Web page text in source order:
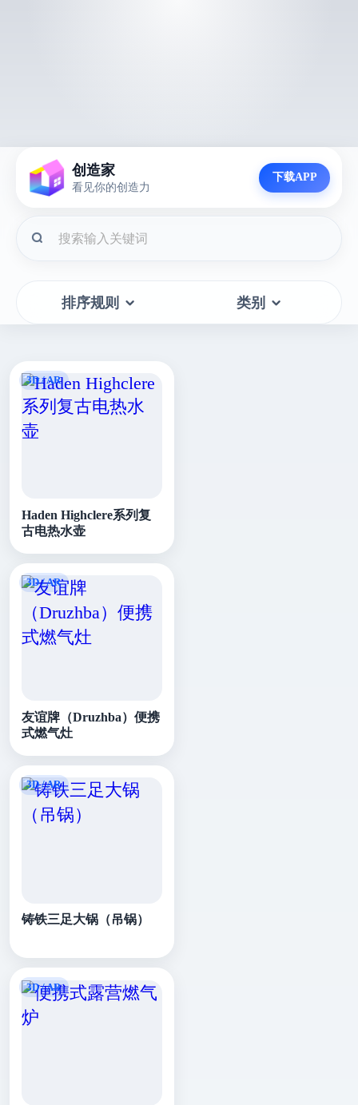
创造家
看见你的创造力
下载APP
排序规则 类别
Haden Highclere系列复
古电热水壶
友谊牌（Druzhba）便携
式燃气灶
铸铁三足大锅（吊锅）